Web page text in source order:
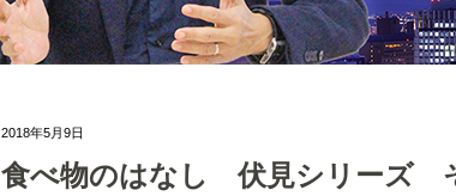
2018年5月9日
食べ物のはなし 伏見シリーズ